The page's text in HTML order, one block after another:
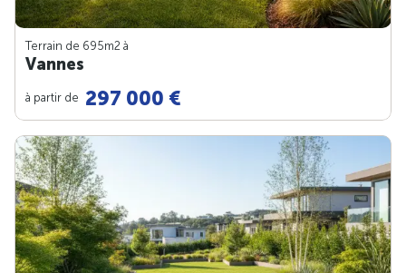
Terrain de 695m2 à
Vannes
à partir de 297 000 €